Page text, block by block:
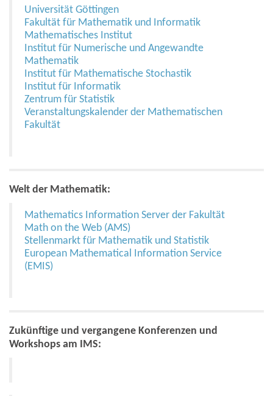
Universität Göttingen
Fakultät für Mathematik und Informatik
Mathematisches Institut
Institut für Numerische und Angewandte
Mathematik
Institut für Mathematische Stochastik
Institut für Informatik
Zentrum für Statistik
Veranstaltungskalender der Mathematischen
Fakultät
Welt der Mathematik:
Mathematics Information Server der Fakultät
Math on the Web (AMS)
Stellenmarkt für Mathematik und Statistik
European Mathematical Information Service
(EMIS)
Zukünftige und vergangene Konferenzen und
Workshops am IMS: